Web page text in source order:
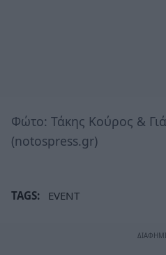
Φώτο: Τάκης Κούρος &
(notospress.gr)
TAGS: EVENT